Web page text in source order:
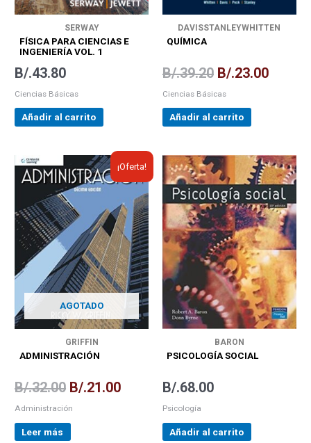
SERWAY
FÍSICA PARA CIENCIAS E
INGENIERÍA VOL. 1
B/.43.80
Ciencias Básicas
Añadir al carrito
DAVISSTANLEYWHITTEN
QUÍMICA
B/.39.20 B/.23.00
Ciencias Básicas
Añadir al carrito
¡Oferta!
AGOTADO
GRIFFIN
ADMINISTRACIÓN
B/.32.00
precio
original
era:
B/.32.00.
B/.21.00
El
precio
actual
es:
B/.21.00.
Administración
Leer más
BARON
PSICOLOGÍA SOCIAL
B/.68.00
Psicología
Añadir al carrito